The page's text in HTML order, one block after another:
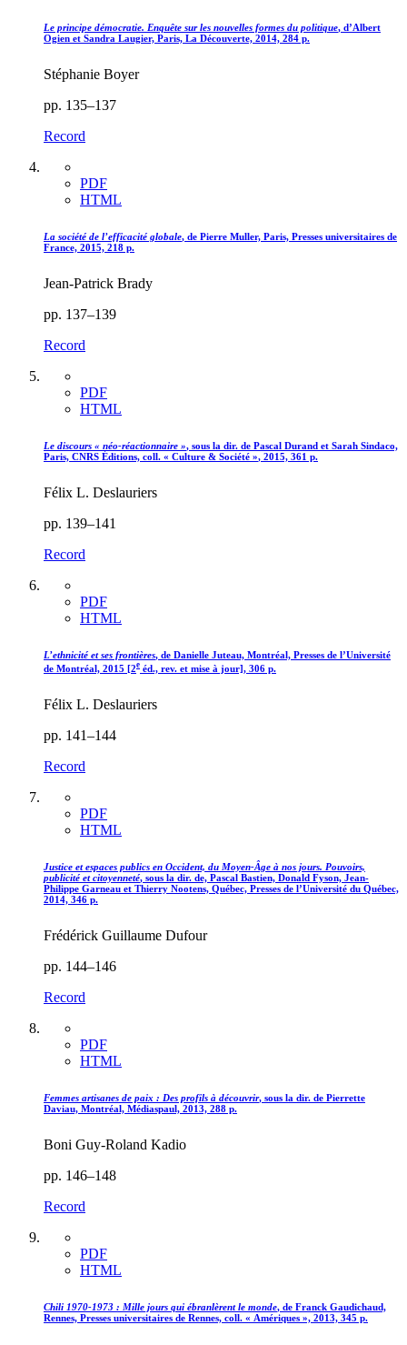
Le principe démocratie. Enquête sur les nouvelles formes du politique, d’Albert
Ogien et Sandra Laugier, Paris, La Découverte, 2014, 284 p.
Stéphanie Boyer
pp. 135–137
Record
PDF
HTML
La société de l’efficacité globale, de Pierre Muller, Paris, Presses universitaires de
France, 2015, 218 p.
Jean-Patrick Brady
pp. 137–139
Record
PDF
HTML
Le discours « néo-réactionnaire », sous la dir. de Pascal Durand et Sarah Sindaco,
Paris, CNRS Éditions, coll. « Culture & Société », 2015, 361 p.
Félix L. Deslauriers
pp. 139–141
Record
PDF
HTML
L’ethnicité et ses frontières, de Danielle Juteau, Montréal, Presses de l’Université
de Montréal, 2015 [2e éd., rev. et mise à jour], 306 p.
Félix L. Deslauriers
pp. 141–144
Record
PDF
HTML
Justice et espaces publics en Occident, du Moyen-Âge à nos jours. Pouvoirs,
publicité et citoyenneté, sous la dir. de, Pascal Bastien, Donald Fyson, Jean-
Philippe Garneau et Thierry Nootens, Québec, Presses de l’Université du Québec,
2014, 346 p.
Frédérick Guillaume Dufour
pp. 144–146
Record
PDF
HTML
Femmes artisanes de paix : Des profils à découvrir, sous la dir. de Pierrette
Daviau, Montréal, Médiaspaul, 2013, 288 p.
Boni Guy-Roland Kadio
pp. 146–148
Record
PDF
HTML
Chili 1970-1973 : Mille jours qui ébranlèrent le monde, de Franck Gaudichaud,
Rennes, Presses universitaires de Rennes, coll. « Amériques », 2013, 345 p.